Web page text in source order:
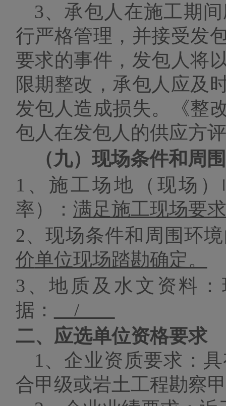
3、 承包人在施工期
行严格管理，并接受发
要求的事件，发包人将
限期整改，承包人应及
发包人造成损失。《整
包人在发包人的供应方
（九）现场条件和周
1、施工场地（现场
率）： 满足施工现场要
2、现场条件和周围环
价单位现场踏勘确定。
3、地质及水文资料 ：
据：
/
二、 应选单位资格要求
1、企业资质要求：
合甲级或岩土工程勘察